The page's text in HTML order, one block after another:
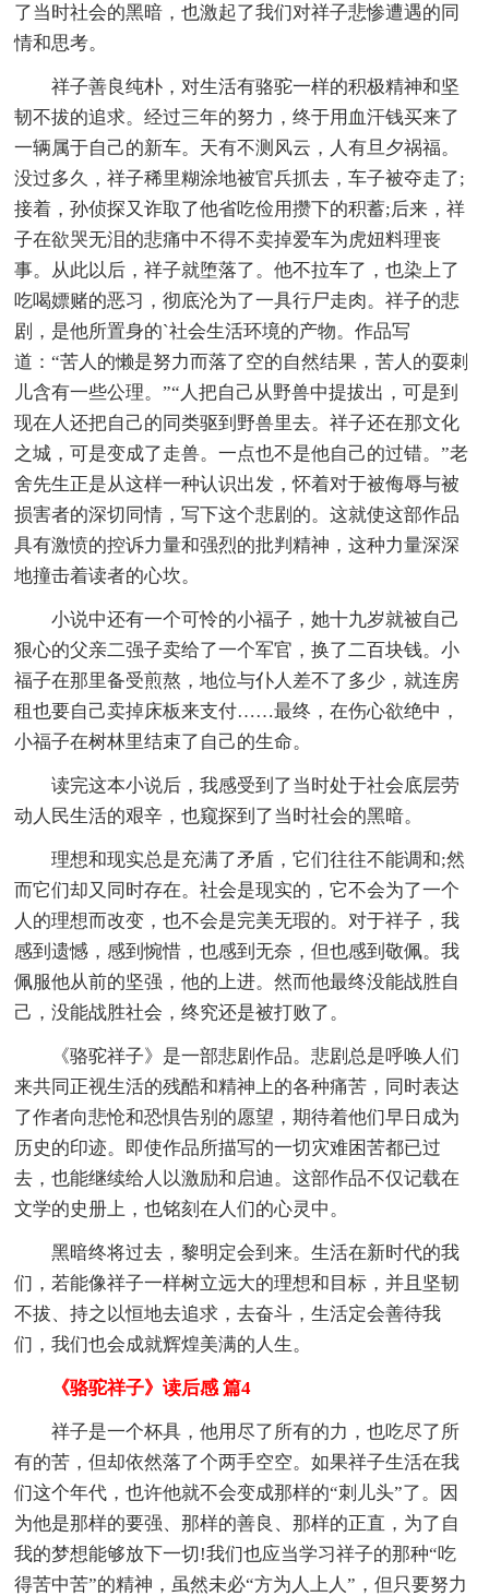
了当时社会的黑暗，也激起了我们对祥子悲惨遭遇的同
情和思考。
祥子善良纯朴，对生活有骆驼一样的积极精神和坚
韧不拔的追求。经过三年的努力，终于用血汗钱买来了
一辆属于自己的新车。天有不测风云，人有旦夕祸福。
没过多久，祥子稀里糊涂地被官兵抓去，车子被夺走了;
接着，孙侦探又诈取了他省吃俭用攒下的积蓄;后来，祥
子在欲哭无泪的悲痛中不得不卖掉爱车为虎妞料理丧
事。从此以后，祥子就堕落了。他不拉车了，也染上了
吃喝嫖赌的恶习，彻底沦为了一具行尸走肉。祥子的悲
剧，是他所置身的`社会生活环境的产物。作品写
道：“苦人的懒是努力而落了空的自然结果，苦人的耍刺
儿含有一些公理。”“人把自己从野兽中提拔出，可是到
现在人还把自己的同类驱到野兽里去。祥子还在那文化
之城，可是变成了走兽。一点也不是他自己的过错。”老
舍先生正是从这样一种认识出发，怀着对于被侮辱与被
损害者的深切同情，写下这个悲剧的。这就使这部作品
具有激愤的控诉力量和强烈的批判精神，这种力量深深
地撞击着读者的心坎。
小说中还有一个可怜的小福子，她十九岁就被自己
狠心的父亲二强子卖给了一个军官，换了二百块钱。小
福子在那里备受煎熬，地位与仆人差不了多少，就连房
租也要自己卖掉床板来支付……最终，在伤心欲绝中，
小福子在树林里结束了自己的生命。
读完这本小说后，我感受到了当时处于社会底层劳
动人民生活的艰辛，也窥探到了当时社会的黑暗。
理想和现实总是充满了矛盾，它们往往不能调和;然
而它们却又同时存在。社会是现实的，它不会为了一个
人的理想而改变，也不会是完美无瑕的。对于祥子，我
感到遗憾，感到惋惜，也感到无奈，但也感到敬佩。我
佩服他从前的坚强，他的上进。然而他最终没能战胜自
己，没能战胜社会，终究还是被打败了。
《骆驼祥子》是一部悲剧作品。悲剧总是呼唤人们
来共同正视生活的残酷和精神上的各种痛苦，同时表达
了作者向悲怆和恐惧告别的愿望，期待着他们早日成为
历史的印迹。即使作品所描写的一切灾难困苦都已过
去，也能继续给人以激励和启迪。这部作品不仅记载在
文学的史册上，也铭刻在人们的心灵中。
黑暗终将过去，黎明定会到来。生活在新时代的我
们，若能像祥子一样树立远大的理想和目标，并且坚韧
不拔、持之以恒地去追求，去奋斗，生活定会善待我
们，我们也会成就辉煌美满的人生。
《骆驼祥子》读后感 篇4
祥子是一个杯具，他用尽了所有的力，也吃尽了所
有的苦，但却依然落了个两手空空。如果祥子生活在我
们这个年代，也许他就不会变成那样的“刺儿头”了。因
为他是那样的要强、那样的善良、那样的正直，为了自
我的梦想能够放下一切!我们也应当学习祥子的那种“吃
得苦中苦”的精神，虽然未必“方为人上人”，但只要努力